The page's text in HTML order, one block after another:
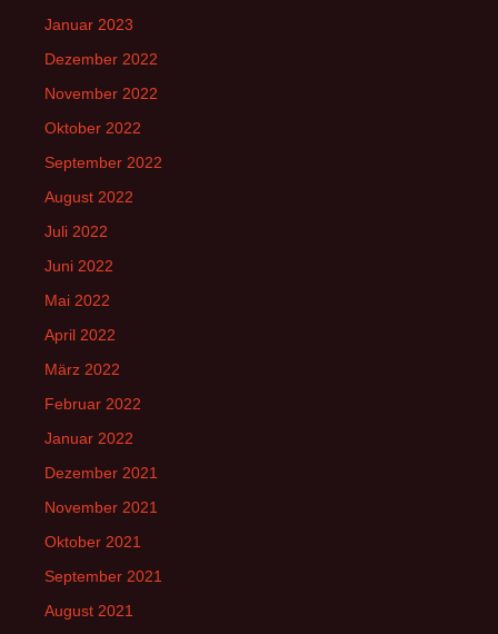
Januar 2023
Dezember 2022
November 2022
Oktober 2022
September 2022
August 2022
Juli 2022
Juni 2022
Mai 2022
April 2022
März 2022
Februar 2022
Januar 2022
Dezember 2021
November 2021
Oktober 2021
September 2021
August 2021